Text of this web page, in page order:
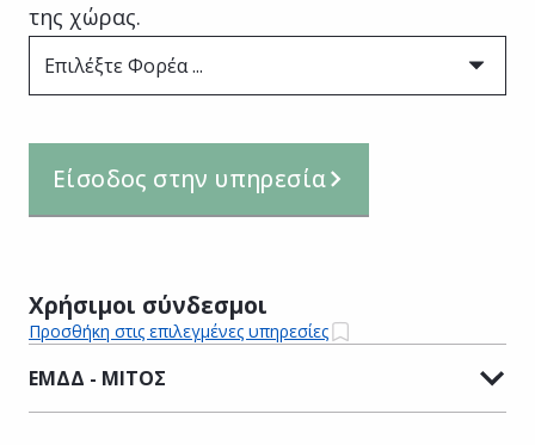
της χώρας.
Επιλέξτε Φορέα ...
Είσοδος στην υπηρεσία
Χρήσιμοι σύνδεσμοι
Προσθήκη στις επιλεγμένες υπηρεσίες
ΕΜΔΔ - ΜΙΤΟΣ